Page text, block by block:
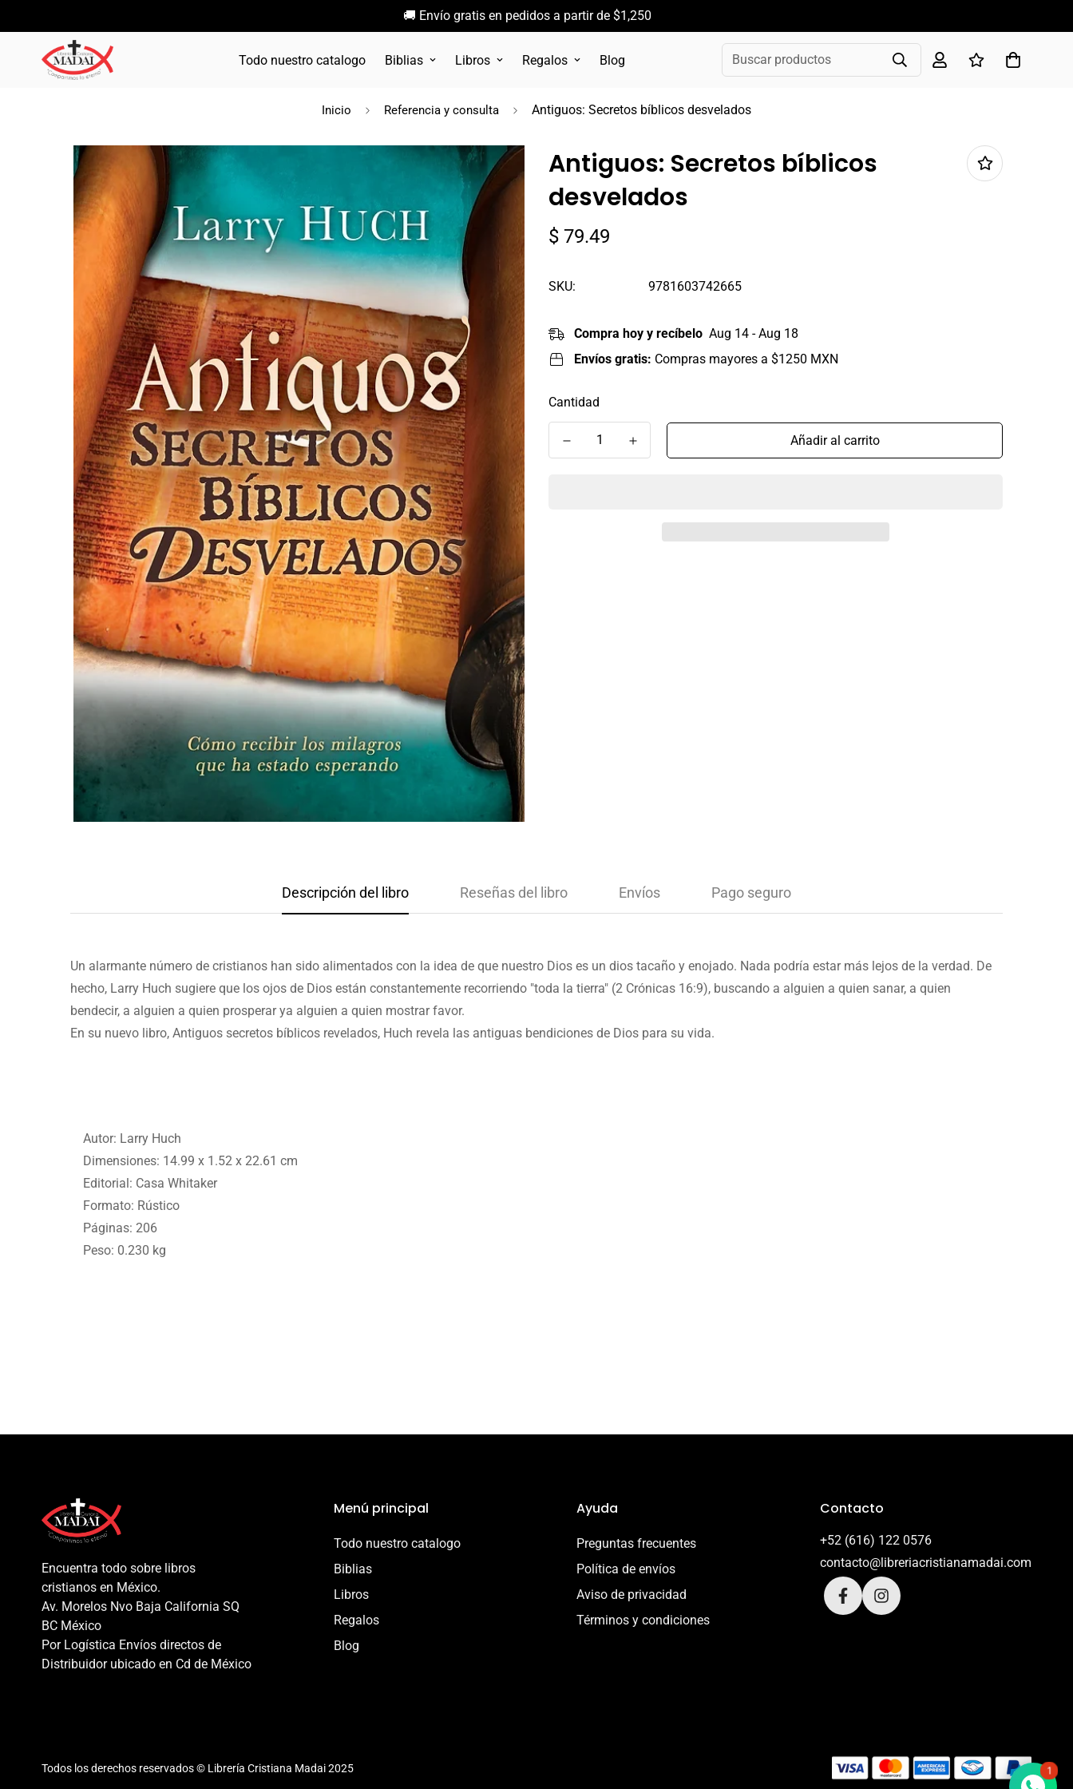
🚚 Envío gratis en pedidos a partir de $1,250
Todo nuestro catalogo Biblias Libros Regalos Blog Buscar productos
Inicio Referencia y consulta Antiguos: Secretos bíblicos desvelados
Antiguos: Secretos bíblicos
desvelados
Precio
$ 79.49
SKU: 9781603742665
Compra hoy y recíbelo Aug 14 - Aug 18
Envíos gratis: Compras mayores a $1250 MXN
Cantidad
Añadir al carrito
Descripción del libro Reseñas del libro Envíos Pago seguro
Un alarmante número de cristianos han sido alimentados con la idea de que nuestro Dios es un dios tacaño y enojado. Nada podría estar más lejos de la verdad. De
hecho, Larry Huch sugiere que los ojos de Dios están constantemente recorriendo "toda la tierra" (2 Crónicas 16:9), buscando a alguien a quien sanar, a quien
bendecir, a alguien a quien prosperar ya alguien a quien mostrar favor.
En su nuevo libro, Antiguos secretos bíblicos revelados, Huch revela las antiguas bendiciones de Dios para su vida.
Autor: Larry Huch
Dimensiones: 1 4.99 x 1.52 x 22.61 cm
Editorial: Casa Whitaker
Formato: Rústico
Páginas: 206
Peso: 0.230 kg
Encuentra todo sobre libros
cristianos en México.
Av. Morelos Nvo Baja California SQ
BC México
Por Logística Envíos directos de
Distribuidor ubicado en Cd de México
Menú principal
Todo nuestro catalogo
Biblias
Libros
Regalos
Blog
Ayuda
Preguntas frecuentes
Política de envíos
Aviso de privacidad
Términos y condiciones
Contacto
+52 (616) 122 0576
contacto@libreriacristianamadai.com
Todos los derechos reservados © Librería Cristiana Madai 2025 1